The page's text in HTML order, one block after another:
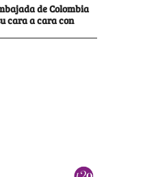
de Colombia
cara a cara con